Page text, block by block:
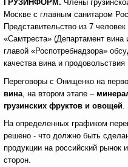
ГРУЗИНФОРМ. Члены
Москве с главным санитаром
Представительство из 7
«Самтреста» (Департамент вина
главой «Роспотребнадзора»
качества вина и продовольствия
Переговоры с Онищенко на
вина, на втором этапе –
грузинских фруктов и овощей.
На определенных графиком
решено - что должно быть
продукции на российский
сторон.